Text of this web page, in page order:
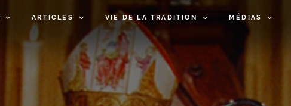
ARTICLES VIE DE LA TRADITION MÉDIAS